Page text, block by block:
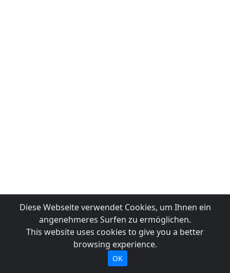
Diese Webseite verwendet Cookies, um Ihnen ein
angenehmeres Surfen zu ermöglichen.
This website uses cookies to give you a better
browsing experience.
OK